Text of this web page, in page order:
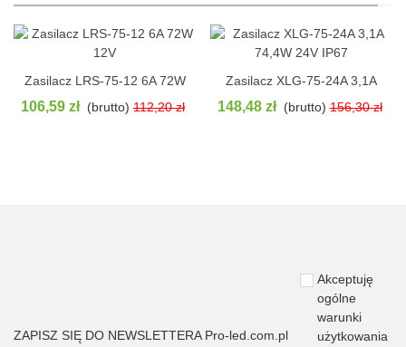
Pokaż
Zasilacz LRS-75-12 6A 72W
12V
106,59 zł (brutto) 112,20 zł
Pokaż
Zasilacz XLG-75-24A 3,1A
74,4W 24V IP67
148,48 zł (brutto) 156,30 zł
ZAPISZ SIĘ DO NEWSLETTERA Pro-led.com.pl
Akceptuję
ogólne
warunki
użytkowania